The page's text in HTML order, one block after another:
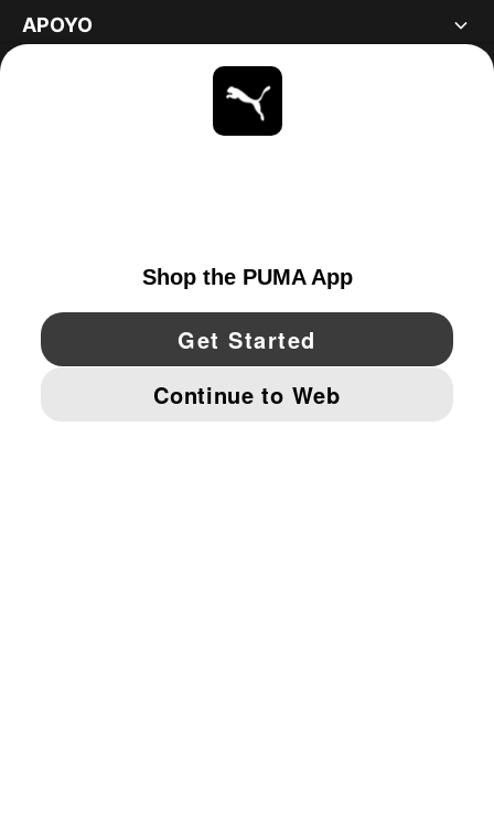
APOYO
YouTube Twitter Pinterest
IMPRINT AND LEGAL DATA